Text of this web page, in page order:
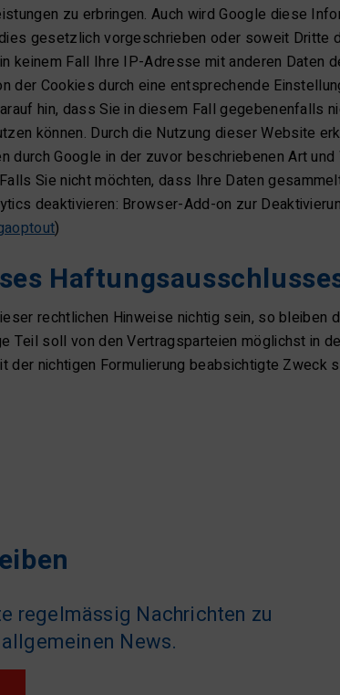
zu erbringen. Auch wird Google diese
gesetzlich vorgeschrieben oder soweit Dritte
keinem Fall Ihre IP-Adresse mit anderen Daten
der Cookies durch eine entsprechende
hin, dass Sie in diesem Fall gegebenenfalls
können. Durch die Nutzung dieser Website
durch Google in der zuvor beschriebenen Art und
Sie nicht möchten, dass Ihre Daten
deaktivieren: Browser-Add-on zur
)
rechtlichen Hinweise nichtig sein, so bleiben
Teil soll von den Vertragsparteien möglichst in
der nichtigen Formulierung beabsichtigte Zweck
regelmässig Nachrichten zu
News.